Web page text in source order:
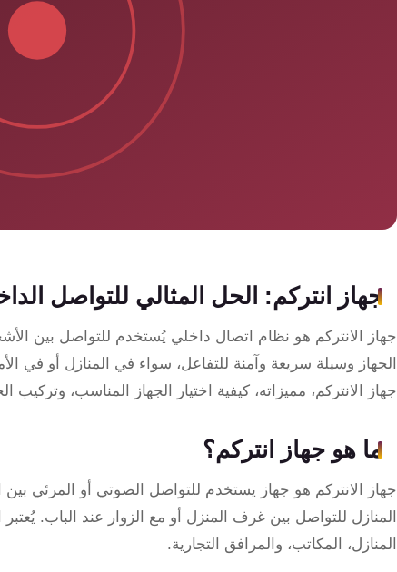
جهاز انتركم: الحل المثالي للتواصل
جهاز الانتركم هو نظام اتصال داخلي يُستخدم للتواصل بين
الجهاز وسيلة سريعة وآمنة للتفاعل، سواء في المنازل أو في
جهاز الانتركم، مميزاته، كيفية اختيار الجهاز المناسب،
ما هو جهاز انتركم؟
جهاز الانتركم هو جهاز يستخدم للتواصل الصوتي أو المرئي
المنازل للتواصل بين غرف المنزل أو مع الزوار عند الباب.
المنازل، المكاتب، والمرافق التجارية.
والمصانع
جهاز
بصمة
الحضور
والانصراف
شبكات
المحمول
والانترنت
انتركم